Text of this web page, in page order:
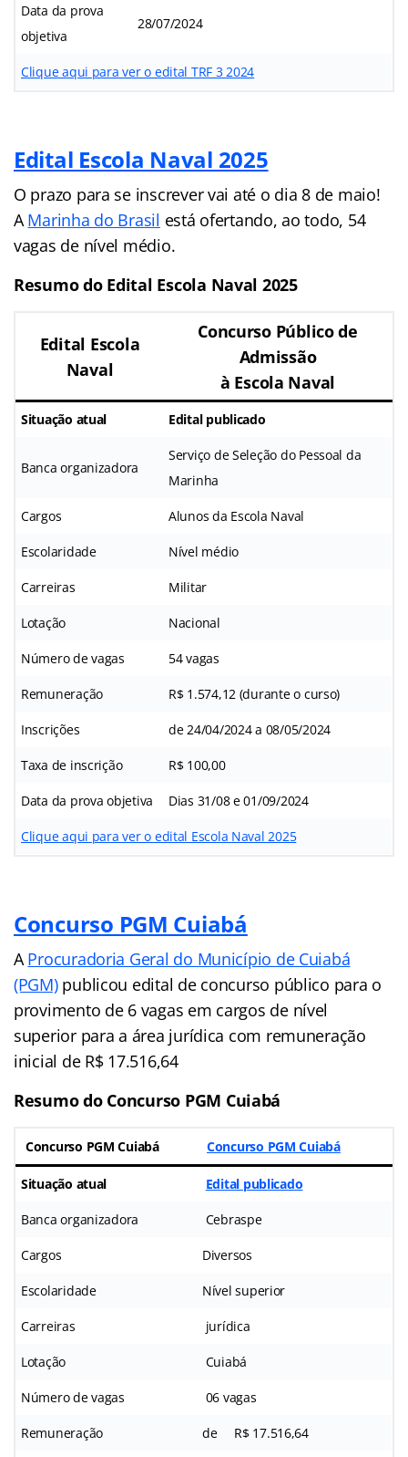
Data da prova
objetiva
28/07/2024
Clique aqui para ver o edital TRF 3 2024
Edital Escola Naval 2025
O prazo para se inscrever vai até o dia 8 de maio!
A Marinha do Brasil está ofertando, ao todo, 54
vagas de nível médio.
Resumo do Edital Escola Naval 2025
Edital Escola
Naval
Concurso Público de
Admissão
à Escola Naval
Situação atual Edital publicado
Banca organizadora
Serviço de Seleção do Pessoal da
Marinha
Cargos Alunos da Escola Naval
Escolaridade Nível médio
Carreiras Militar
Lotação Nacional
Número de vagas 54 vagas
Remuneração R$ 1.574,12 (durante o curso)
Inscrições de 24/04/2024 a 08/05/2024
Taxa de inscrição R$ 100,00
Data da prova objetiva Dias 31/08 e 01/09/2024
Clique aqui para ver o edital Escola Naval 2025
Concurso PGM Cuiabá
A Procuradoria Geral do Município de Cuiabá
(PGM)publicou edital de concurso público para o
provimento de 6 vagas em cargos de nível
superior para a área jurídica com remuneração
inicial de R$ 17.516,64
Resumo do Concurso PGM Cuiabá
Concurso PGM Cuiabá Concurso PGM Cuiabá
Situação atual Edital publicado
Banca organizadora Cebraspe
Cargos Diversos
Escolaridade Nível superior
Carreiras jurídica
Lotação Cuiabá
Número de vagas 06 vagas
Remuneração de R$ 17.516,64